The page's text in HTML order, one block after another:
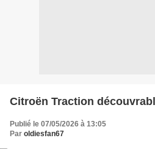
Citroën Traction
Publié le 07/05/2026 à 13:05
Par oldiesfan67